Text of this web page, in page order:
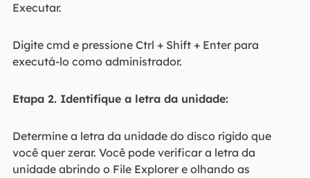
Executar.
Digite cmd e pressione Ctrl + Shift + Enter para
executá-lo como administrador.
Etapa 2. Identifique a letra da unidade:
Determine a letra da unidade do disco rígido que
você quer zerar. Você pode verificar a letra da
unidade abrindo o File Explorer e olhando as